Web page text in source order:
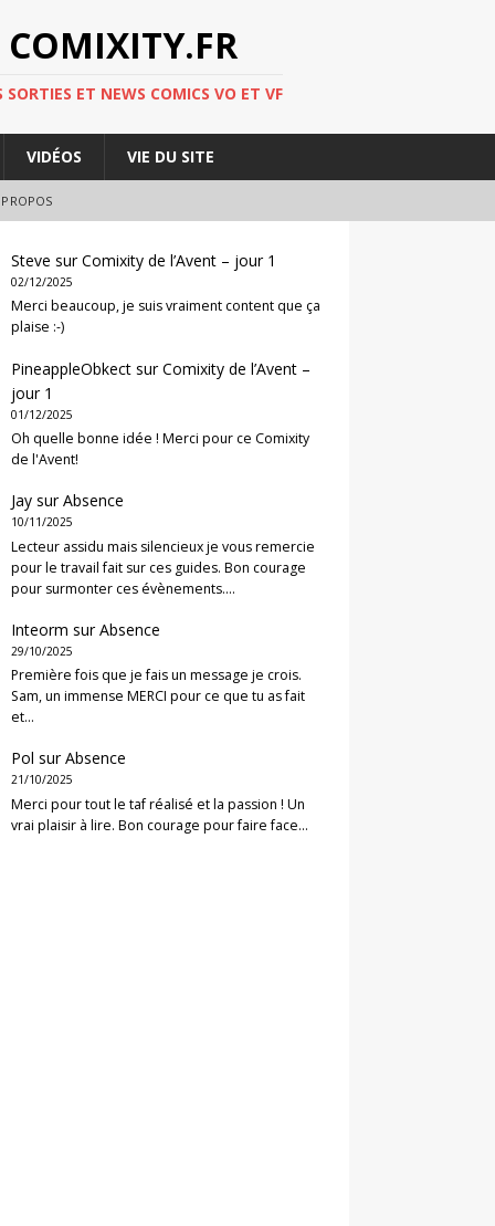
ET NEWS COMICS VO ET VF
VIDÉOS VIE DU SITE
Steve surComixity de l’Avent – jour 1
02/12/2025
Merci beaucoup, je suis vraiment content que ça
plaise :-)
PineappleObkect surComixity de l’Avent –
jour 1
01/12/2025
Oh quelle bonne idée ! Merci pour ce Comixity
de l'Avent!
Jay surAbsence
10/11/2025
Lecteur assidu mais silencieux je vous remercie
pour le travail fait sur ces guides. Bon courage
pour surmonter ces évènements.…
Inteorm surAbsence
29/10/2025
Première fois que je fais un message je crois.
Sam, un immense MERCI pour ce que tu as fait
et…
Pol surAbsence
21/10/2025
Merci pour tout le taf réalisé et la passion ! Un
vrai plaisir à lire. Bon courage pour faire face…